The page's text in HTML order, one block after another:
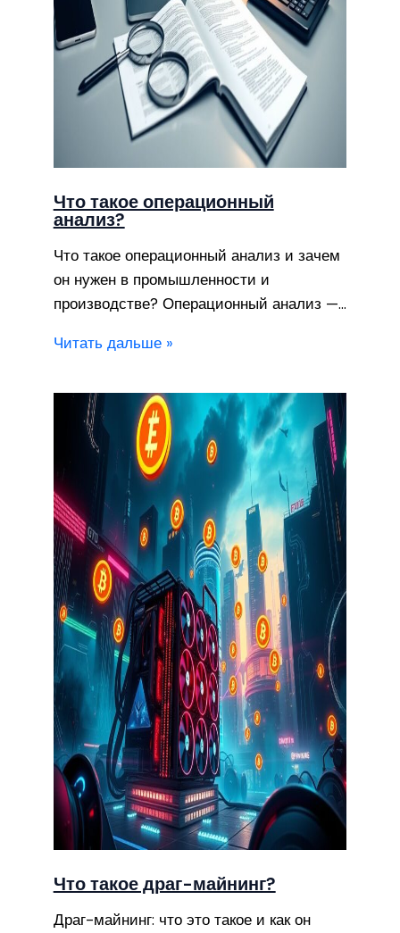
Что такое операционный
анализ?
Что такое операционный анализ и зачем
он нужен в промышленности и
производстве? Операционный анализ —…
Читать дальше »
Что такое драг-майнинг?
Драг-майнинг: что это такое и как он